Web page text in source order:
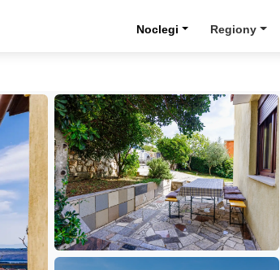
Noclegi Regiony